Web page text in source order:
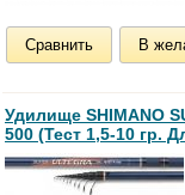
Сравнить В
Удилище SHIMANO
500 (Тест 1,5-10 гр.